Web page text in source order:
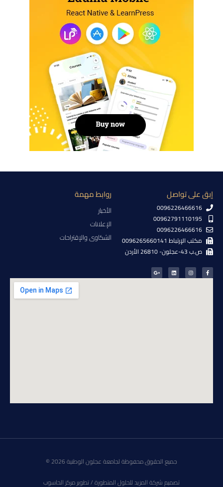
إبق على تواصل
0096226466616
00962791110195
0096226466616
مكتب الإرتباط 0096265660141
ص.ب 43-عجلون- 26810 الأردن
روابط مهمة
الأخبار
الإعلانات
الشكاوى والإقتراحات
جميع الحقوق محفوظة لجامعة عجلون الوطنية 2026 ©
تصميم شركة المزيد للحلول المتطورة / تطوير مركز الحاسوب